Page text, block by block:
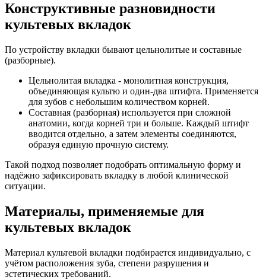
Конструктивные разновидности
культевых вкладок
По устройству вкладки бывают цельнолитые и составные
(разборные).
Цельнолитая вкладка - монолитная конструкция,
объединяющая культю и один-два штифта. Применяется
для зубов с небольшим количеством корней.
Составная (разборная) используется при сложной
анатомии, когда корней три и больше. Каждый штифт
вводится отдельно, а затем элементы соединяются,
образуя единую прочную систему.
Такой подход позволяет подобрать оптимальную форму и
надёжно зафиксировать вкладку в любой клинической
ситуации.
Материалы, применяемые для
культевых вкладок
Материал культевой вкладки подбирается индивидуально, с
учётом расположения зуба, степени разрушения и
эстетических требований.